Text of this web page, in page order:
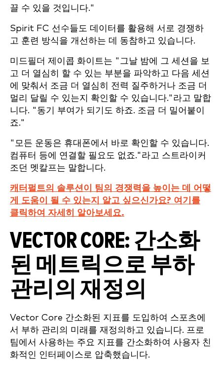
끌 수 있을 것입니다."
Spirit FC 선수들도 데이터를 활용해 서로 경쟁하
고 훈련 방식을 개선하는 데 동참하고 있습니다.
미드필더 제이콥 화이트는 "그날 밤에 그 세션을 보
고 더 열심히 할 수 있는 부분을 파악하고 다음 세션
에 맞춰서 조금 더 열심히 전력 질주하거나 조금 더
멀리 달릴 수 있는지 확인할 수 있습니다."라고 말합
니다. "동기 부여가 되기도 하죠. 조금 더 밀어붙이
죠."
"모든 운동은 휴대폰에서 바로 확인할 수 있습니다.
컴퓨터 등에 연결할 필요도 없죠."라고 스트라이커
조던 멧칼프는 말합니다.
캐터펄트의 솔루션이 팀의 경쟁력을 높이는 데 어떻
게 도움이 될 수 있는지 알고 싶으신가요? 여기를
클릭하여 자세히 알아보세요.
VECTOR CORE: 간소화
된 메트릭으로 부하
관리의 재정의
Vector Core 간소화된 지표를 도입하여 스포츠에
서 부하 관리의 미래를 재정의하고 있습니다. 프로
팀에서 사용하는 주요 지표를 간소화하여 사용자 친
화적인 인터페이스로 압축했습니다.